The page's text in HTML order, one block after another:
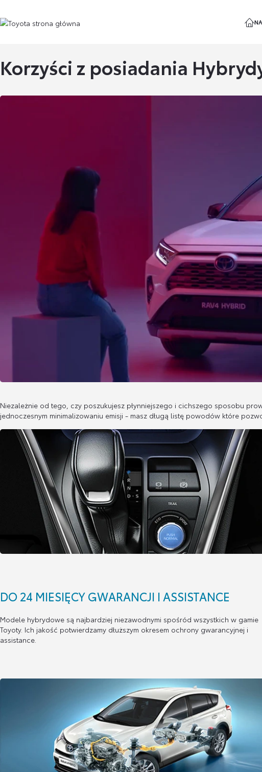
Korzyści z posiadania
Niezależnie od tego, czy poszukujesz płynniejszego i cichszego sposobu
jednoczesnym minimalizowaniu emisji - masz długą listę powodów które
DO 24 MIESIĘCY GWARANCJI I ASSISTANCE
Modele hybrydowe są najbardziej niezawodnymi spośród wszystkich w gamie
Toyoty. Ich jakość potwierdzamy dłuższym okresem ochrony gwarancyjnej i
assistance.